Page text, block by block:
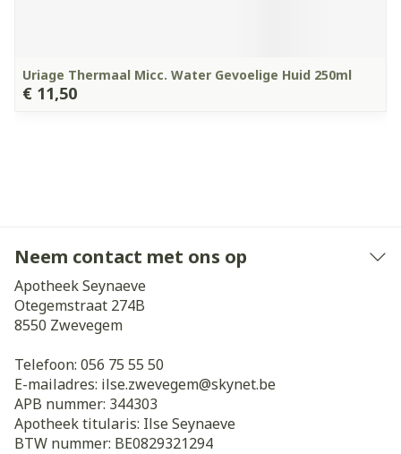
Uriage Thermaal Micc. Water Gevoelige Huid 250ml
€ 11,50
Neem contact met ons op
Apotheek Seynaeve
Otegemstraat 274B
8550 Zwevegem
Telefoon: 056 75 55 50
E-mailadres: ilse.zwevegem@skynet.be
APB nummer: 344303
Apotheek titularis: Ilse Seynaeve
BTW nummer: BE0829321294